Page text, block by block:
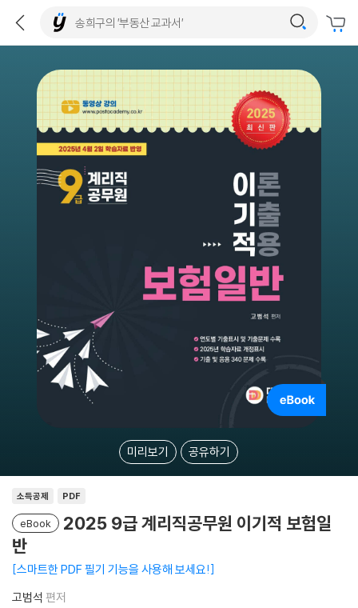
미리보기 공유하기
소득공제 PDF
eBook
2025 9급 계리직공무원 이기적 보험일
반
스마트한 PDF 필기 기능을 사용해 보세요!
고범석 편저